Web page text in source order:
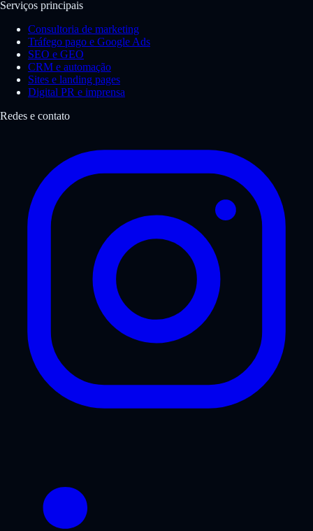
Serviços principais
Consultoria de marketing
Tráfego pago e Google Ads
SEO e GEO
CRM e automação
Sites e landing pages
Digital PR e imprensa
Redes e contato